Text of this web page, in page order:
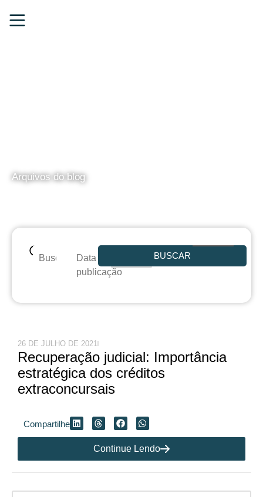
Arquivos do blog
Data de
publicação
BUSCAR
26 DE JULHO DE 2021
Recuperação judicial: Importância
estratégica dos créditos
extraconcursais
Compartilhe
Continue Lendo